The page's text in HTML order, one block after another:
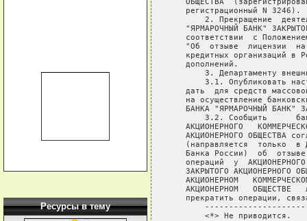
Ресурсы в тему
   регистрационный N 3246).
2. Прекращение
"ЯРМАРОЧНЫЙ БАНК"
соответствии  с
"Об  отзыве  лицензии
кредитных организаций в
   дополнений.
3. Департаменту
3.1. Опубликовать
дать  для средств
на осуществление
БАНКА "ЯРМАРОЧНЫЙ БАНК"
3.2. Сообщить
АКЦИОНЕРНОГО
АКЦИОНЕРНОГО ОБЩЕСТВА
(направляется  только  в
Банка России)  об
операций  у
ЗАКРЫТОГО АКЦИОНЕРНОГО
АКЦИОНЕРНОМ
АКЦИОНЕРНОМ   ОБЩЕСТВЕ
прекратить операции,
       <*> Не приводится.